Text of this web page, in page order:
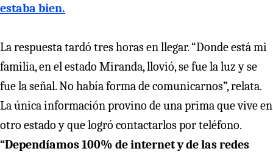
estaba bien.
La respuesta tardó tres horas en llegar. “Donde está mi
familia, en el estado Miranda, llovió, se fue la luz y se
fue la señal. No había forma de comunicarnos”, relata.
La única información provino de una prima que vive en
otro estado y que logró contactarlos por teléfono.
“Dependíamos 100% de internet y de las redes